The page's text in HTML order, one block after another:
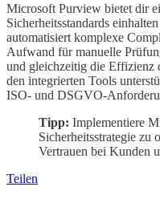
Microsoft Purview bietet dir
Sicherheitsstandards
automatisiert komplexe
Aufwand für manuelle
und gleichzeitig die Effizienz
den integrierten Tools
ISO- und DSGVO-
Tipp: Implementiere
Sicherheitsstrategie zu
Vertrauen bei Kunden
Teilen